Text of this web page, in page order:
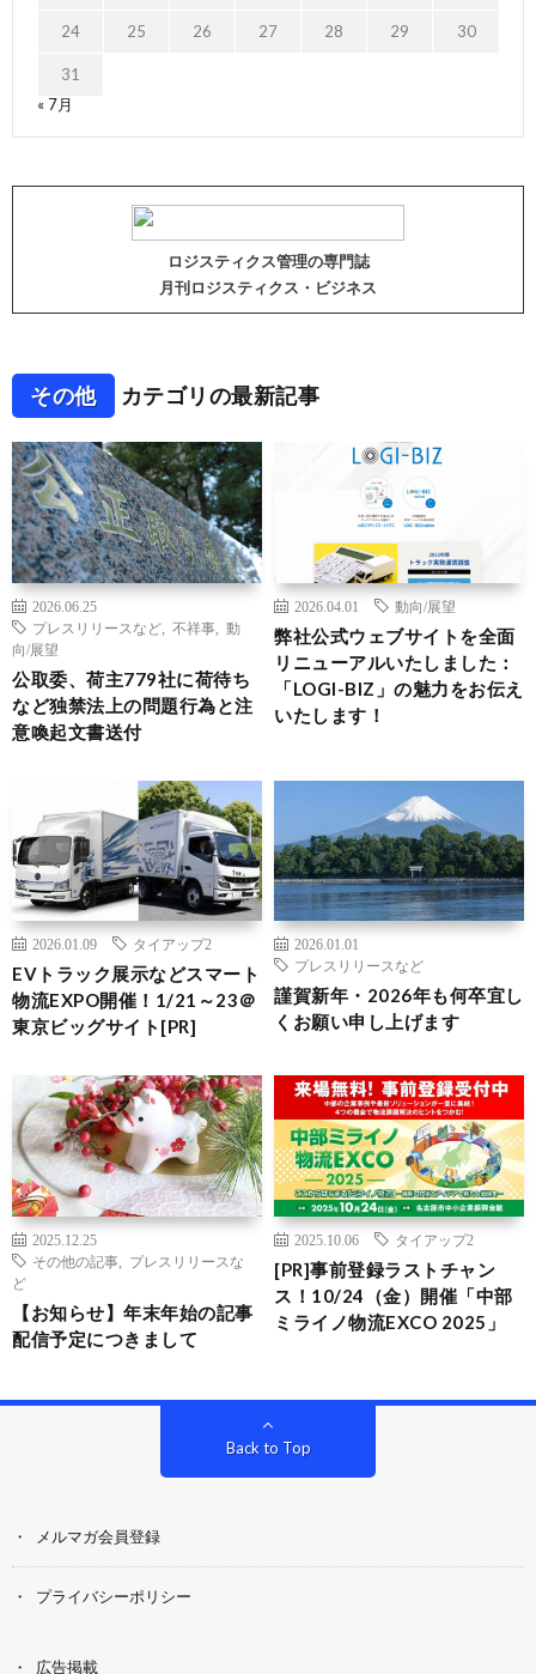
24 25 26 27 28 29 30
31
« 7月
ロジスティクス管理の専門誌
月刊ロジスティクス・ビジネス
その他 カテゴリの最新記事
2026.06.25
プレスリリースなど
不祥事
動
向/展望
公取委、荷主779社に荷待ち
など独禁法上の問題行為と注
意喚起文書送付
2026.04.01 動向/展望
弊社公式ウェブサイトを全面
リニューアルいたしました：
「LOGI-BIZ」の魅力をお伝え
いたします！
2026.01.09 タイアップ2
EVトラック展示などスマート
物流EXPO開催！1/21～23＠
東京ビッグサイト[PR]
2026.01.01
プレスリリースなど
謹賀新年・2026年も何卒宜し
くお願い申し上げます
2025.12.25
その他の記事
プレスリリースな
ど
【お知らせ】年末年始の記事
配信予定につきまして
2025.10.06 タイアップ2
[PR]事前登録ラストチャン
ス！10/24（金）開催「中部
ミライノ物流EXCO 2025」
Back to Top
メルマガ会員登録
プライバシーポリシー
広告掲載